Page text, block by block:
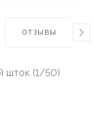
ОТЗЫВЫ
шток (1/50)